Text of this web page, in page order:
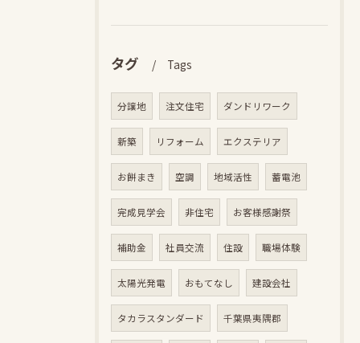
タグ Tags
分譲地 注文住宅 ダンドリワーク
新築 リフォーム エクステリア
お餅まき 空調 地域活性 蓄電池
完成見学会 非住宅 お客様感謝祭
補助金 社員交流 住設 職場体験
太陽光発電 おもてなし 建設会社
タカラスタンダード 千葉県夷隅郡